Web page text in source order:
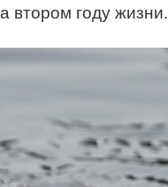
втором году жизни.